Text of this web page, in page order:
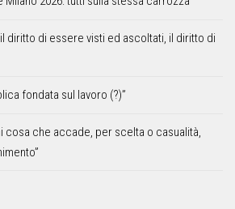
diritto di essere visti ed ascoltati, il diritto di
fondata sul lavoro (?)”
cosa che accade, per scelta o casualità,